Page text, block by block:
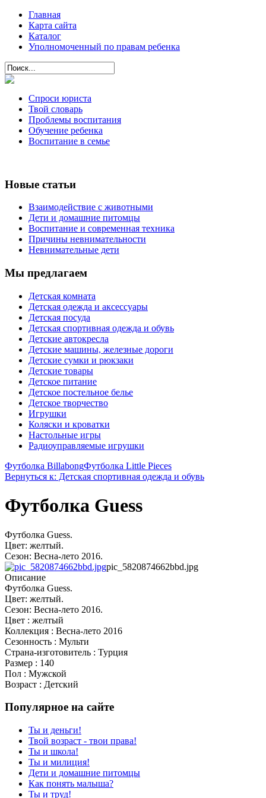
Главная
Карта сайта
Каталог
Уполномоченный по правам ребенка
Спроси юриста
Твой словарь
Проблемы воспитания
Обучение ребенка
Воспитание в семье
Новые статьи
Взаимодействие с животными
Дети и домашние питомцы
Воспитание и современная техника
Причины невнимательности
Невнимательные дети
Мы предлагаем
Детская комната
Детская одежда и аксессуары
Детская посуда
Детская спортивная одежда и обувь
Детские автокресла
Детские машины, железные дороги
Детские сумки и рюкзаки
Детские товары
Детское питание
Детское постельное белье
Детское творчество
Игрушки
Коляски и кроватки
Настольные игры
Радиоуправляемые игрушки
Футболка BillabongФутболка Little Pieces
Вернуться к: Детская спортивная одежда и обувь
Футболка Guess
Футболка Guess.
Цвет: желтый.
Сезон: Весна-лето 2016.
pic_5820874662bbd.jpg
Описание
Футболка Guess.
Цвет: желтый.
Сезон: Весна-лето 2016.
Цвет : желтый
Коллекция : Весна-лето 2016
Сезонность : Мульти
Страна-изготовитель : Турция
Размер : 140
Пол : Мужской
Возраст : Детский
Популярное на сайте
Ты и деньги!
Твой возраст - твои права!
Ты и школа!
Ты и милиция!
Дети и домашние питомцы
Как понять малыша?
Ты и труд!